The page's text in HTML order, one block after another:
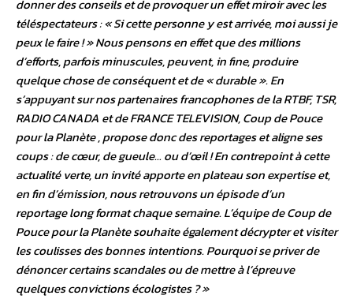
donner des conseils et de provoquer un effet miroir avec les
téléspectateurs : « Si cette personne y est arrivée, moi aussi je
peux le faire ! » Nous pensons en effet que des millions
d’efforts, parfois minuscules, peuvent, in fine, produire
quelque chose de conséquent et de « durable ». En
s’appuyant sur nos partenaires francophones de la RTBF, TSR,
RADIO CANADA et de FRANCE TELEVISION, Coup de Pouce
pour la Planète , propose donc des reportages et aligne ses
coups : de cœur, de gueule… ou d’œil ! En contrepoint à cette
actualité verte, un invité apporte en plateau son expertise et,
en fin d’émission, nous retrouvons un épisode d’un
reportage long format chaque semaine. L’équipe de Coup de
Pouce pour la Planète souhaite également décrypter et visiter
les coulisses des bonnes intentions. Pourquoi se priver de
dénoncer certains scandales ou de mettre à l’épreuve
quelques convictions écologistes ? »